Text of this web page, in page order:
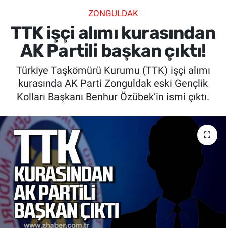
ZONGULDAK
TTK işçi alımı kurasından
AK Partili başkan çıktı!
Türkiye Taşkömürü Kurumu (TTK) işçi alımı
kurasında AK Parti Zonguldak eski Gençlik
Kolları Başkanı Benhur Özübek’in ismi çıktı.
SPOR
SAĞLIK